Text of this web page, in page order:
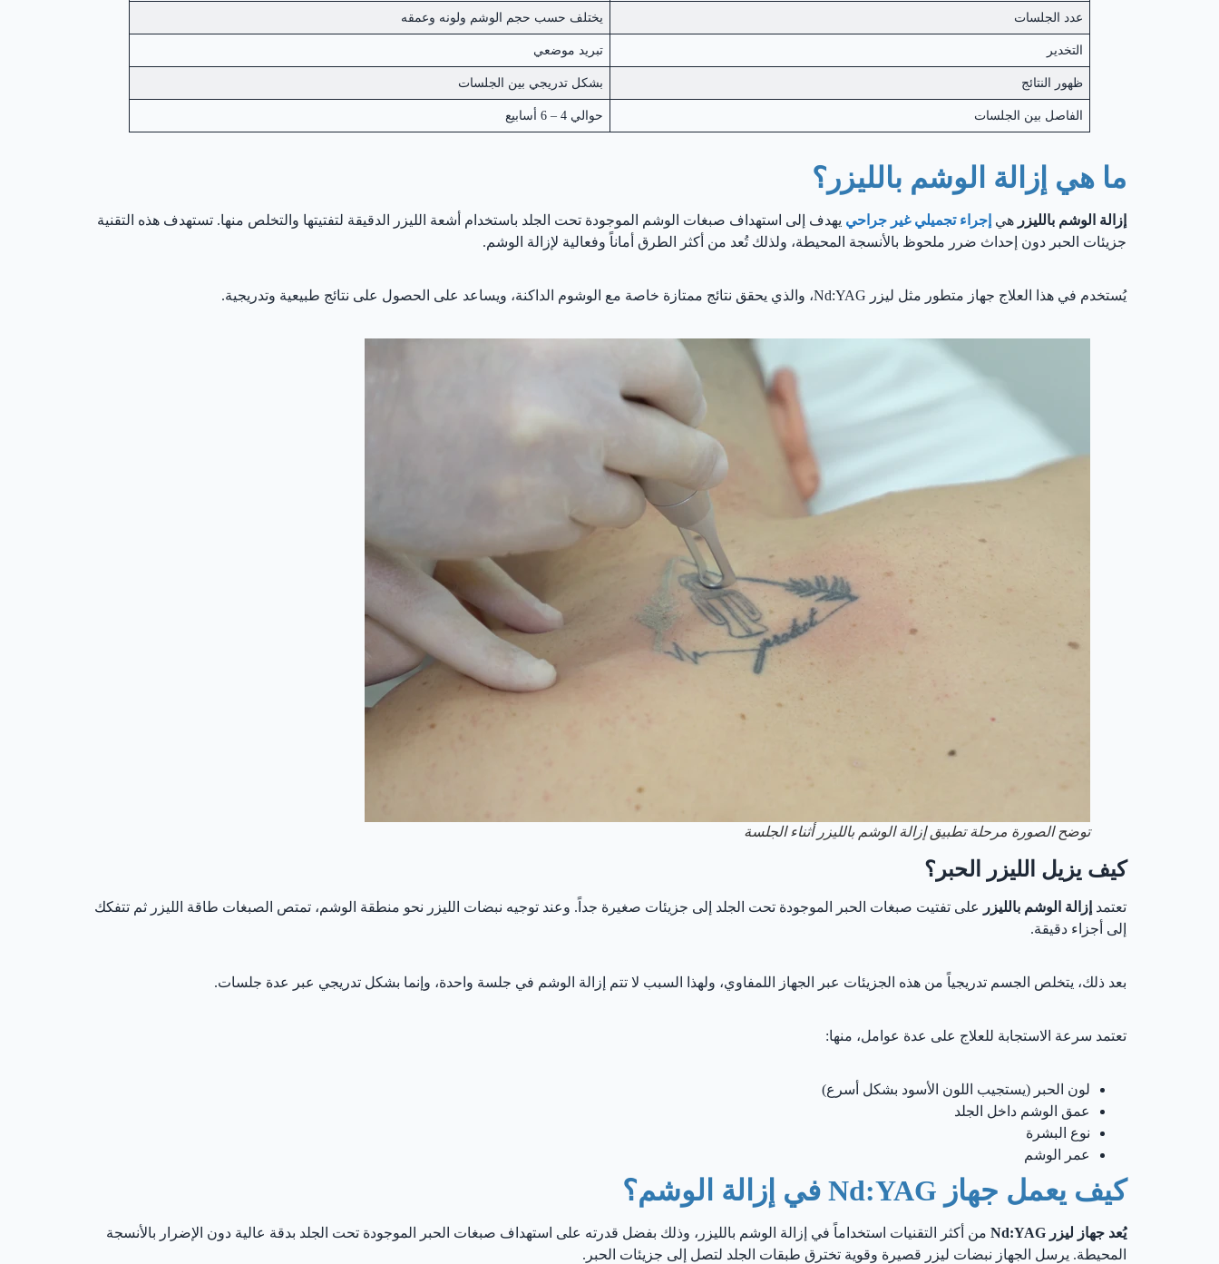
عدد الجلسات يختلف حسب حجم الوشم ولونه وعمقه
التخدير تبريد موضعي
ظهور النتائج بشكل تدريجي بين الجلسات
الفاصل بين الجلسات حوالي 4 – 6 أسابيع
ما هي إزالة الوشم بالليزر؟
إزالة الوشم بالليزر هي إجراء تجميلي غير جراحي يهدف إلى استهداف صبغات الوشم الموجودة تحت الجلد باستخدام أشعة الليزر الدقيقة لتفتيتها والتخلص منها. تستهدف هذه التقنية
جزيئات الحبر دون إحداث ضرر ملحوظ بالأنسجة المحيطة، ولذلك تُعد من أكثر الطرق أماناً وفعالية لإزالة الوشم.
يُستخدم في هذا العلاج جهاز متطور مثل ليزر Nd:YAG، والذي يحقق نتائج ممتازة خاصة مع الوشوم الداكنة، ويساعد على الحصول على نتائج طبيعية وتدريجية.
توضح الصورة مرحلة تطبيق إزالة الوشم بالليزر أثناء الجلسة
كيف يزيل الليزر الحبر؟
تعتمد إزالة الوشم بالليزر
على تفتيت صبغات الحبر الموجودة تحت الجلد إلى جزيئات صغيرة جداً. وعند توجيه نبضات الليزر نحو منطقة الوشم، تمتص الصبغات طاقة الليزر ثم تتفكك
إلى أجزاء دقيقة.
بعد ذلك، يتخلص الجسم تدريجياً من هذه الجزيئات عبر الجهاز اللمفاوي، ولهذا السبب لا تتم إزالة الوشم في جلسة واحدة، وإنما بشكل تدريجي عبر عدة جلسات.
تعتمد سرعة الاستجابة للعلاج على عدة عوامل، منها:
لون الحبر (يستجيب اللون الأسود بشكل أسرع)
عمق الوشم داخل الجلد
نوع البشرة
عمر الوشم
كيف يعمل جهاز Nd:YAG في إزالة الوشم؟
يُعد جهاز ليزر Nd:YAG
من أكثر التقنيات استخداماً في إزالة الوشم بالليزر، وذلك بفضل قدرته على استهداف صبغات الحبر الموجودة تحت الجلد بدقة عالية دون الإضرار بالأنسجة
المحيطة. يرسل الجهاز نبضات ليزر قصيرة وقوية تخترق طبقات الجلد لتصل إلى جزيئات الحبر.